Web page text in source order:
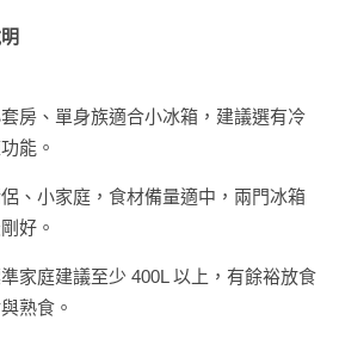
房、單身族適合小冰箱，建議選有冷
能。
、小家庭，食材備量適中，兩門冰箱
好。
家庭建議至少 400L 以上，有餘裕放食
熟食。